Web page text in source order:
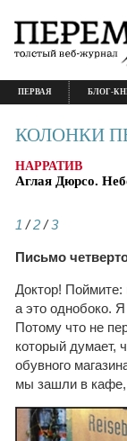
ПЕРВАЯ БЛОГ-
КОЛОНКИ
НАРРАТИВ
Аглая Дюрсо.
1 /2/3
Письмо
Доктор! Поймите:
а это однобоко.
Потому что не
который думает,
обувного
мы зашли в кафе,